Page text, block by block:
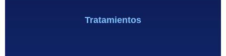
Tratamientos